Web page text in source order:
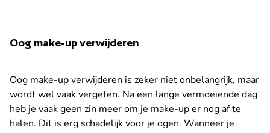
Oog make-up verwijderen
Oog make-up verwijderen is zeker niet onbelangrijk, maar
wordt wel vaak vergeten. Na een lange vermoeiende dag
heb je vaak geen zin meer om je make-up er nog af te
halen. Dit is erg schadelijk voor je ogen. Wanneer je